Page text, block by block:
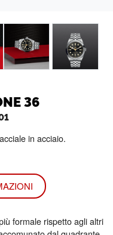
36
in acciaio.
formale rispetto agli altri